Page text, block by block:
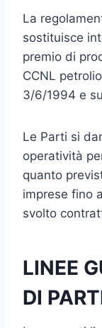
La
sostituisce
premio di
CCNL
3/6/1994 e
Le Parti si
operatività
quanto
imprese fi­no
svolto
LINEE
DI